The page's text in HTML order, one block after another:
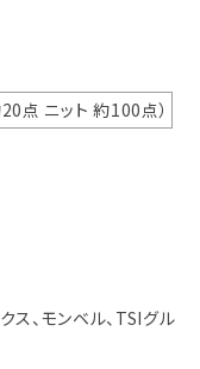
点 ニット 約100点）
ス、モンベル、TSIグル